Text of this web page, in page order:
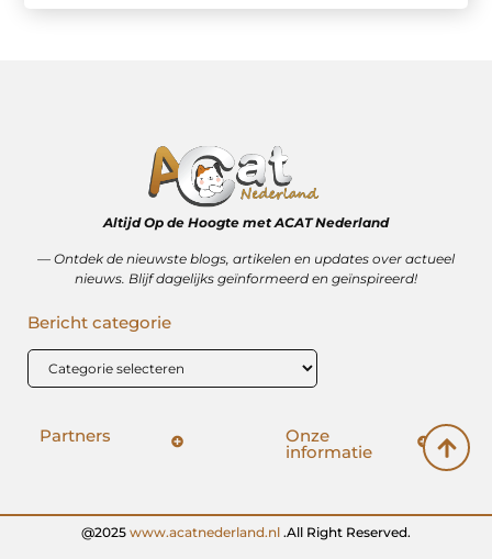
Altijd Op de Hoogte met ACAT Nederland
–– Ontdek de nieuwste blogs, artikelen en updates over actueel
nieuws. Blijf dagelijks geïnformeerd en geïnspireerd!
Bericht categorie
Partners Onze
informatie
@2025 www.acatnederland.nl .All Right Reserved.